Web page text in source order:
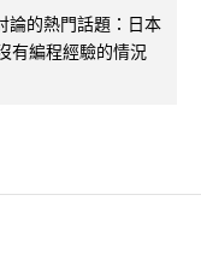
論的熱門話題：日本
有編程經驗的情況